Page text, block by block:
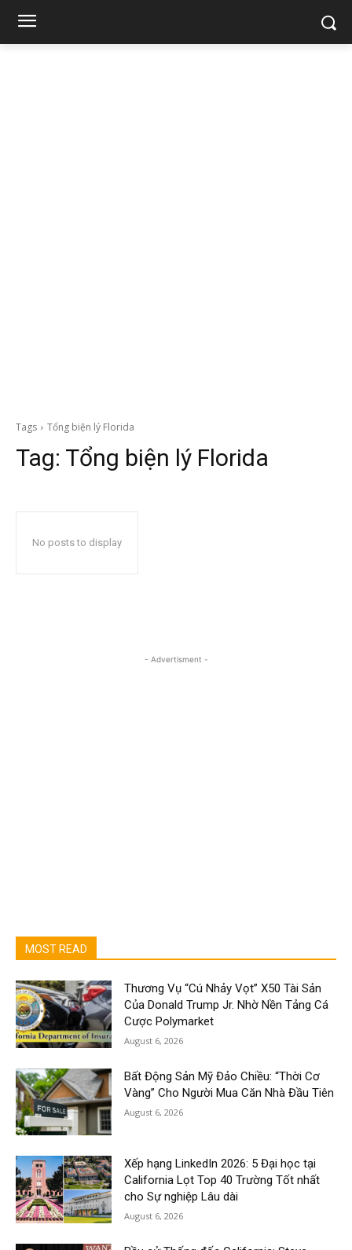
Tags Tổng biện lý Florida
Tag: Tổng biện lý Florida
No posts to display
- Advertisment -
MOST READ
Thương Vụ “Cú Nhảy Vọt” X50 Tài Sản
Của Donald Trump Jr. Nhờ Nền Tảng Cá
Cược Polymarket
August 6, 2026
Bất Động Sản Mỹ Đảo Chiều: “Thời Cơ
Vàng” Cho Người Mua Căn Nhà Đầu Tiên
August 6, 2026
Xếp hạng LinkedIn 2026: 5 Đại học tại
California Lọt Top 40 Trường Tốt nhất
cho Sự nghiệp Lâu dài
August 6, 2026